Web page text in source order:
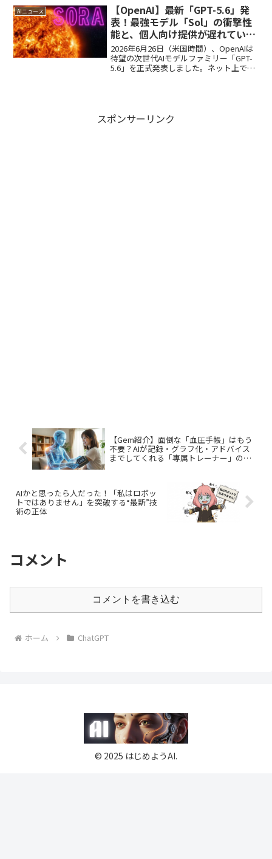
額1,500...
AIニュース
【OpenAI】最新「GPT-5.6」発
表！最強モデル「Sol」の衝撃性
能と、個人向け提供が遅れている
「米政府との大人の事情」とは？
2026年6月26日（米国時間）、OpenAIは
待望の次世代AIモデルファミリー「GPT-
5.6」を正式発表しました。ネット上では
スポンサーリンク
【Gem紹介】面倒な「血圧手帳」はもう
不要？AIが記録・グラフ化・アドバイス
までしてくれる「専属トレーナー」の作
AIかと思ったら人だった！「私はロボッ
トではありません」を突破する“最新”技
術の正体
コメント
コメントを書き込む
ホーム ChatGPT
© 2025 はじめようAI.